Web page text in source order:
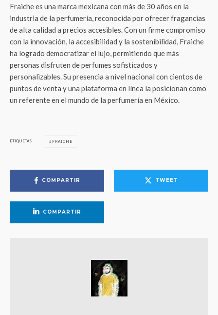
Fraiche es una marca mexicana con más de 30 años en la
industria de la perfumería, reconocida por ofrecer fragancias
de alta calidad a precios accesibles. Con un firme compromiso
con la innovación, la accesibilidad y la sostenibilidad, Fraiche
ha logrado democratizar el lujo, permitiendo que más
personas disfruten de perfumes sofisticados y
personalizables. Su presencia a nivel nacional con cientos de
puntos de venta y una plataforma en línea la posicionan como
un referente en el mundo de la perfumería en México.
ETIQUETAS FRAICHE
COMPARTIR TWEET
COMPARTIR